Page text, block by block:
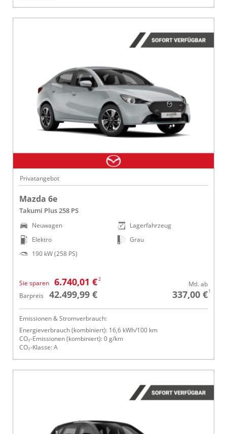
Privatangebot
Mazda 6e
Takumi Plus 258 PS
Neuwagen
Elektro
190 kW (258 PS)
Lagerfahrzeug
Grau
Sie sparen 6.740,01 €2
Barpreis 42.499,99 €
Mtl. ab
337,00 €1
Emissionen & Stromverbrauch:
Energieverbrauch (kombiniert): 16,6 kWh/100 km
CO₂-Emissionen (kombiniert): 0 g/km
CO₂-Klasse: A